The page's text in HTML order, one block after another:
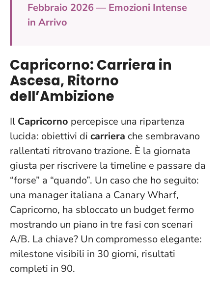
Febbraio 2026 — Emozioni Intense
in Arrivo
Capricorno: Carriera in
Ascesa, Ritorno
dell’Ambizione
Il Capricorno percepisce una ripartenza
lucida: obiettivi di carriera che sembravano
rallentati ritrovano trazione. È la giornata
giusta per riscrivere la timeline e passare da
“forse” a “quando”. Un caso che ho seguito:
una manager italiana a Canary Wharf,
Capricorno, ha sbloccato un budget fermo
mostrando un piano in tre fasi con scenari
A/B. La chiave? Un compromesso elegante:
milestone visibili in 30 giorni, risultati
completi in 90.